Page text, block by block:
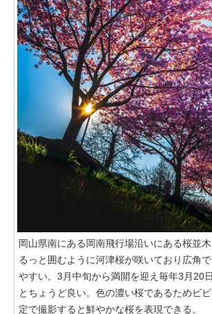
岡山県南にある岡南飛行場沿いにある桜並
るっと囲むように河津桜が咲いており広角
やすい。3月中旬から満開を迎え毎年3月20
とちょうど良い。色の濃い桜であるためビ
定で撮影すると鮮やかな桜を表現できる。